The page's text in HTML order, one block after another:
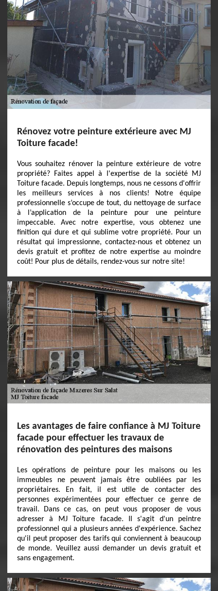
Rénovez votre peinture extérieure avec MJ
Toiture facade!
Vous souhaitez rénover la peinture extérieure de votre
propriété? Faites appel à l'expertise de la société MJ
Toiture facade. Depuis longtemps, nous ne cessons d'offrir
les meilleurs services à nos clients! Notre équipe
professionnelle s’occupe de tout, du nettoyage de surface
à l’application de la peinture pour une peinture
impeccable. Avec notre expertise, vous obtenez une
finition qui dure et qui sublime votre propriété. Pour un
résultat qui impressionne, contactez-nous et obtenez un
devis gratuit et profitez de notre expertise au moindre
coût! Pour plus de détails, rendez-vous sur notre site!
Les avantages de faire confiance à MJ Toiture
facade pour effectuer les travaux de
rénovation des peintures des maisons
Les opérations de peinture pour les maisons ou les
immeubles ne peuvent jamais être oubliées par les
propriétaires. En fait, il est utile de contacter des
personnes expérimentées pour effectuer ce genre de
travail. Dans ce cas, on peut vous proposer de vous
adresser à MJ Toiture facade. Il s'agit d'un peintre
professionnel qui a plusieurs années d'expérience. Sachez
qu'il peut proposer des tarifs qui conviennent à beaucoup
de monde. Veuillez aussi demander un devis gratuit et
sans engagement.